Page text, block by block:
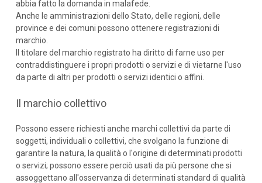
abbia fatto la domanda in malafede.
Anche le amministrazioni dello Stato, delle regioni, delle
province e dei comuni possono ottenere registrazioni di
marchio.
Il titolare del marchio registrato ha diritto di farne uso per
contraddistinguere i propri prodotti o servizi e di vietarne l'uso
da parte di altri per prodotti o servizi identici o affini.
Il marchio collettivo
Possono essere richiesti anche marchi collettivi da parte di
soggetti, individuali o collettivi, che svolgano la funzione di
garantire la natura, la qualità o l'origine di determinati prodotti
o servizi; possono essere perciò usati da più persone che si
assoggettano all'osservanza di determinati standard di qualità